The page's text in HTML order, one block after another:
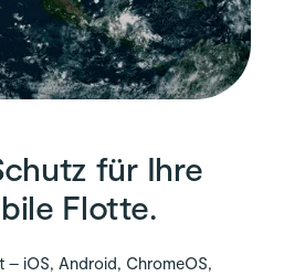
für Ihre
Flotte.
– iOS, Android, ChromeOS,